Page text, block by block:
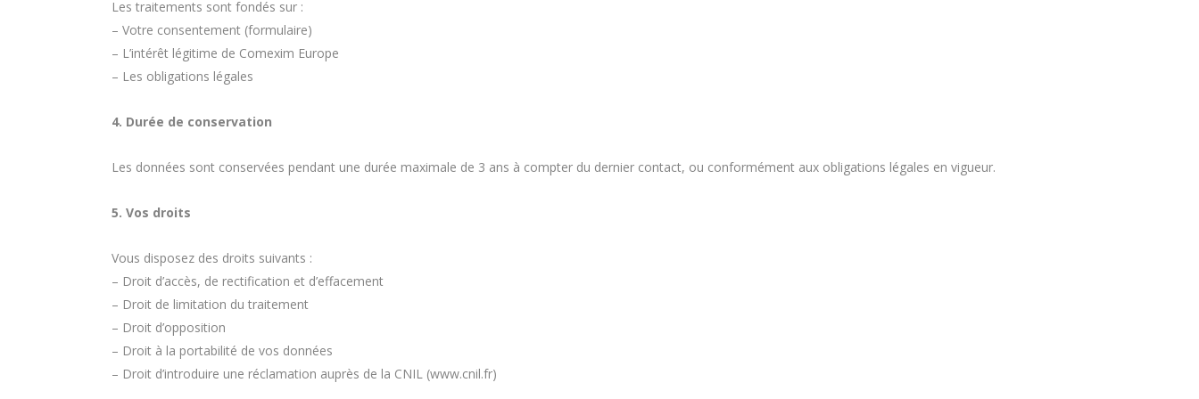
Les traitements sont fondés sur :
– Votre consentement (formulaire)
– L’intérêt légitime de Comexim Europe
– Les obligations légales
4. Durée de conservation
Les données sont conservées pendant une durée maximale de 3 ans à compter du dernier contact, ou conformément aux obligations légales en vigueur.
5. Vos droits
Vous disposez des droits suivants :
– Droit d’accès, de rectification et d’effacement
– Droit de limitation du traitement
– Droit d’opposition
– Droit à la portabilité de vos données
– Droit d’introduire une réclamation auprès de la CNIL (www.cnil.fr)